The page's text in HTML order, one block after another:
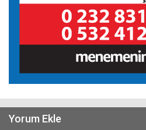
Yorum Ekle